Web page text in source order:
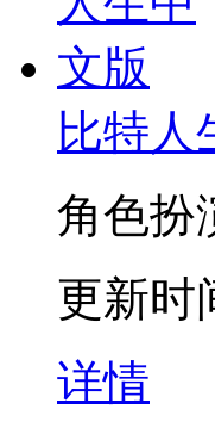
比特人
角色扮
更新时
详情